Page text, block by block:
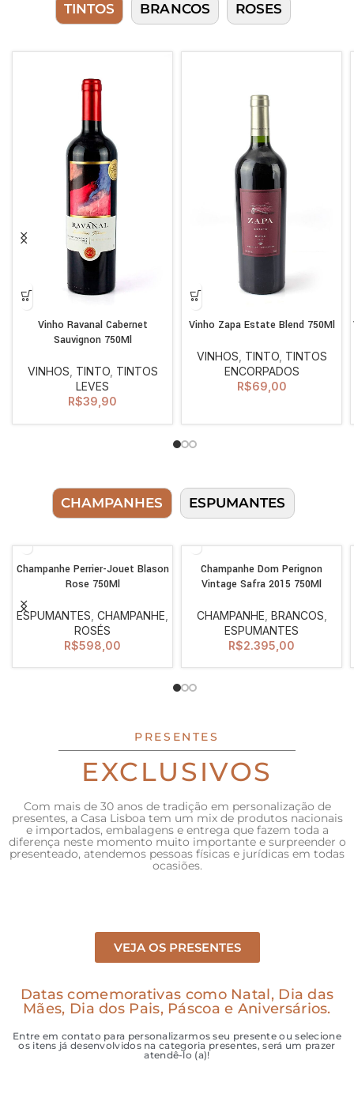
TINTOS BRANCOS ROSES
Vinho Ravanal Cabernet
Sauvignon 750Ml
VINHOS TINTO, TINTOS
LEVES
R$39,90
Vinho Zapa Estate Blend 750Ml
VINHOS TINTO, TINTOS
ENCORPADOS
R$69,00
CHAMPANHES ESPUMANTES
Champanhe Perrier-Jouet Blason
Rose 750Ml
ESPUMANTES CHAMPANHE
ROSÉS
R$598,00
Champanhe Dom Perignon
Vintage Safra 2015 750Ml
CHAMPANHE BRANCOS
ESPUMANTES
R$2.395,00
PRESENTES
EXCLUSIVOS
Com mais de 30 anos de tradição em personalização de
presentes, a Casa Lisboa tem um mix de produtos nacionais
e importados, embalagens e entrega que fazem toda a
diferença neste momento muito importante e surpreender o
presenteado, atendemos pessoas físicas e jurídicas em todas
ocasiões.
VEJA OS PRESENTES
Datas comemorativas como Natal, Dia das
Mães, Dia dos Pais, Páscoa e Aniversários.
Entre em contato para personalizarmos seu presente ou selecione
os itens já desenvolvidos na categoria presentes, será um prazer
atendê-lo (a)!